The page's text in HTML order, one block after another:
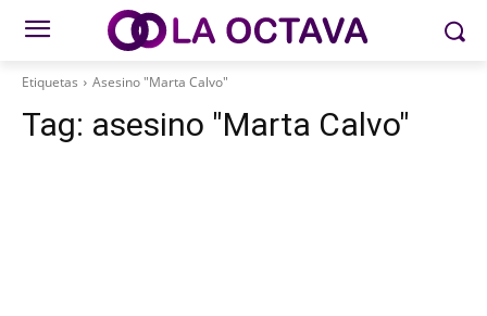
Etiquetas Asesino "Marta Calvo"
Tag: asesino "Marta Calvo"